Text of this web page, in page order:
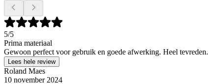
5/5
Prima materiaal
Gewoon perfect voor gebruik en goede afwerking. Heel tevreden.
Lees hele review
Roland Maes
10 november 2024